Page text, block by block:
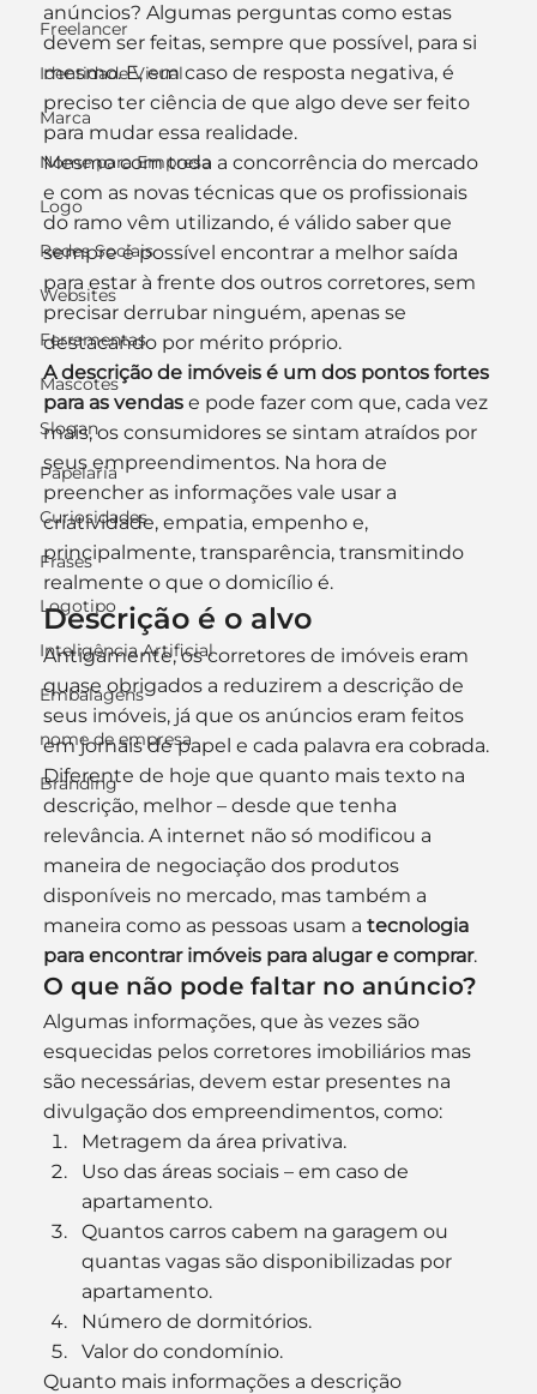
Freelancer
Identidade Visual
Marca
Nome para Empresa
Logo
Redes Sociais
Websites
Ferramentas
Mascotes
Slogan
Papelaria
Curiosidades
Frases
Logotipo
Inteligência Artificial
Embalagens
nome de empresa
Branding
anúncios? Algumas perguntas como estas
devem ser feitas, sempre que possível, para si
mesmo. E, em caso de resposta negativa, é
preciso ter ciência de que algo deve ser feito
para mudar essa realidade.
Mesmo com toda a concorrência do mercado
e com as novas técnicas que os profissionais
do ramo vêm utilizando, é válido saber que
sempre é possível encontrar a melhor saída
para estar à frente dos outros corretores, sem
precisar derrubar ninguém, apenas se
destacando por mérito próprio.
A descrição de imóveis é um dos pontos fortes
para as vendas e pode fazer com que, cada vez
mais, os consumidores se sintam atraídos por
seus empreendimentos. Na hora de
preencher as informações vale usar a
criatividade, empatia, empenho e,
principalmente, transparência, transmitindo
realmente o que o domicílio é.
Descrição é o alvo
Antigamente, os corretores de imóveis eram
quase obrigados a reduzirem a descrição de
seus imóveis, já que os anúncios eram feitos
em jornais de papel e cada palavra era cobrada.
Diferente de hoje que quanto mais texto na
descrição, melhor – desde que tenha
relevância. A internet não só modificou a
maneira de negociação dos produtos
disponíveis no mercado, mas também a
maneira como as pessoas usam a tecnologia
para encontrar imóveis para alugar e comprar.
O que não pode faltar no anúncio?
Algumas informações, que às vezes são
esquecidas pelos corretores imobiliários mas
são necessárias, devem estar presentes na
divulgação dos empreendimentos, como:
Metragem da área privativa.
Uso das áreas sociais – em caso de
apartamento.
Quantos carros cabem na garagem ou
quantas vagas são disponibilizadas por
apartamento.
Número de dormitórios.
Valor do condomínio.
Quanto mais informações a descrição